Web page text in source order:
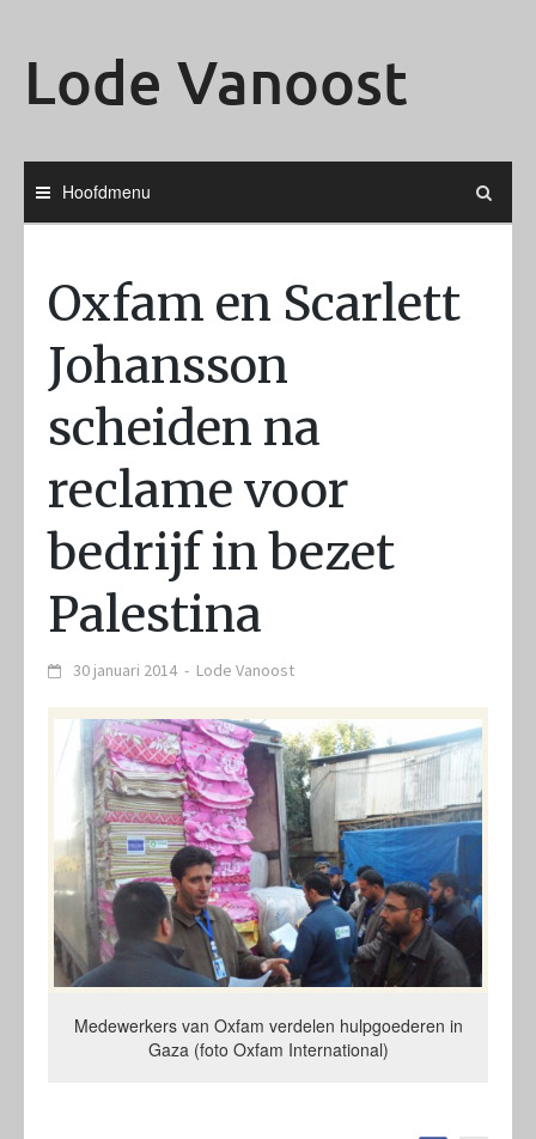
Lode Vanoost
Hoofdmenu
Oxfam en Scarlett
Johansson
scheiden na
reclame voor
bedrijf in bezet
Palestina
30 januari 2014 - Lode Vanoost
Medewerkers van Oxfam verdelen hulpgoederen in
Gaza (foto Oxfam International)